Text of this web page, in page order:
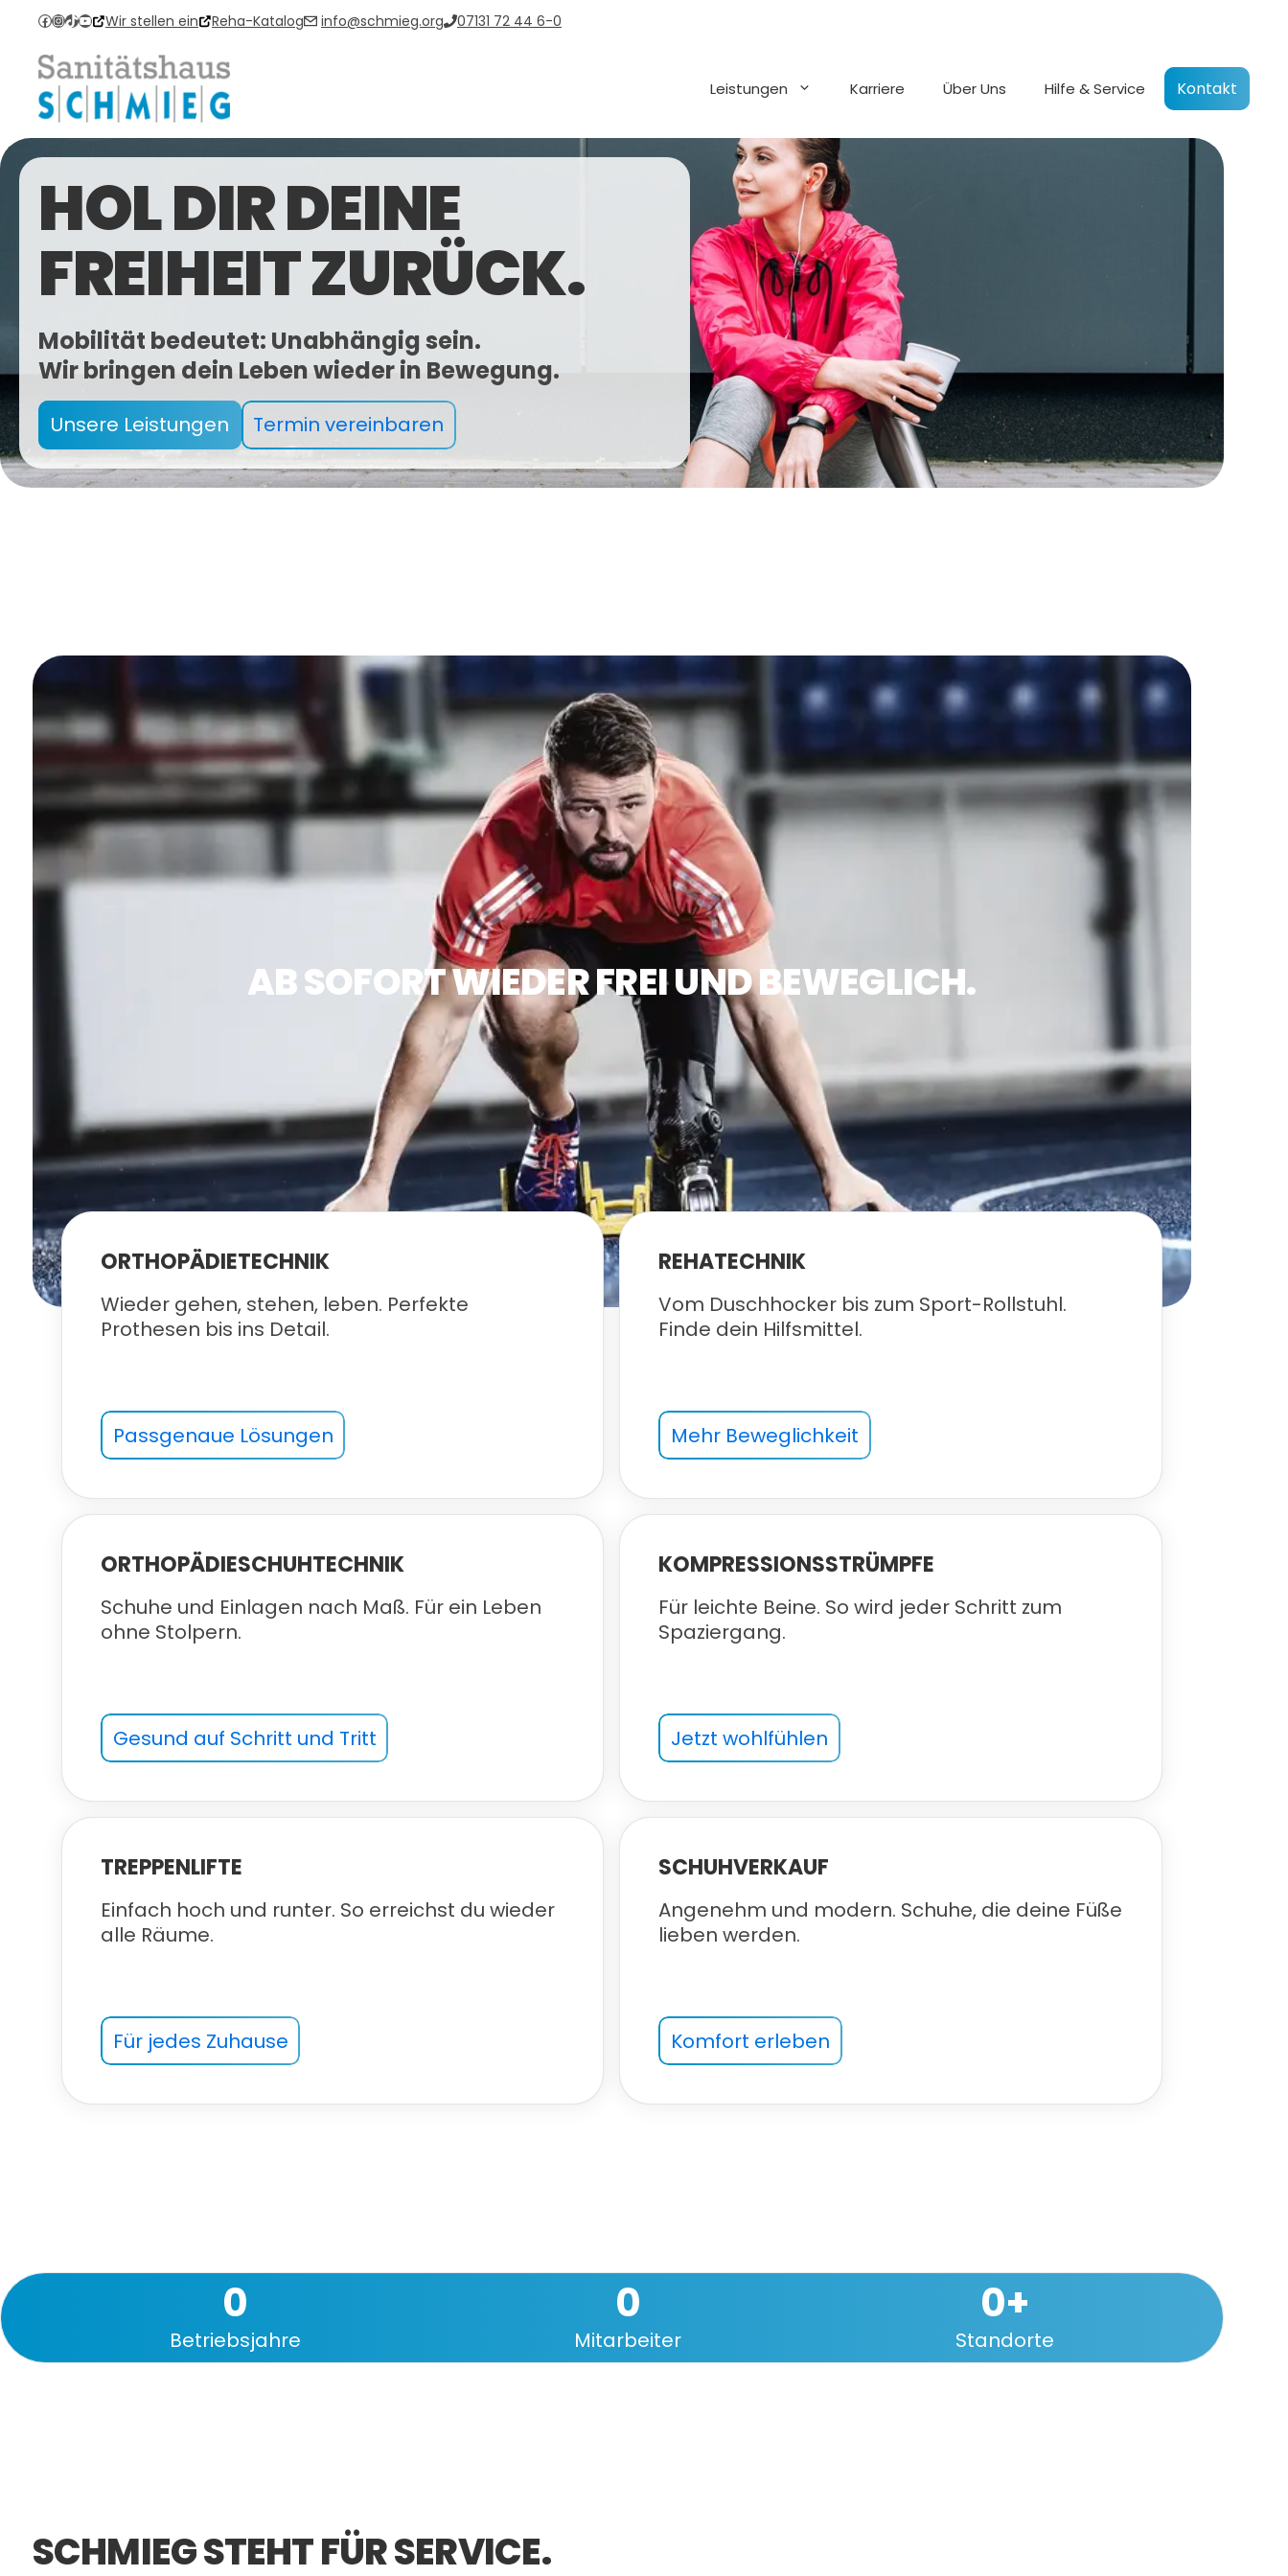
InhaltFacebook
Instagram
TikTok
YouTubeWir stellen ein Reha-Katalog info@schmieg.org 07131 72 44 6-0
Leistungen Karriere Über Uns Hilfe & Service Kontakt
HOL DIR DEINE
FREIHEIT ZURÜCK.
Mobilität bedeutet: Unabhängig sein.
Wir bringen dein Leben wieder in Bewegung.
Unsere Leistungen Termin vereinbaren
AB SOFORT WIEDER FREI UND BEWEGLICH.
ORTHOPÄDIETECHNIK
Wieder gehen, stehen, leben. Perfekte
Prothesen bis ins Detail.
Passgenaue Lösungen
REHATECHNIK
Vom Duschhocker bis zum Sport-Rollstuhl.
Finde dein Hilfsmittel.
Mehr Beweglichkeit
ORTHOPÄDIESCHUHTECHNIK
Schuhe und Einlagen nach Maß. Für ein Leben
ohne Stolpern.
Gesund auf Schritt und Tritt
KOMPRESSIONSSTRÜMPFE
Für leichte Beine. So wird jeder Schritt zum
Spaziergang.
Jetzt wohlfühlen
TREPPENLIFTE
Einfach hoch und runter. So erreichst du wieder
alle Räume.
Für jedes Zuhause
SCHUHVERKAUF
Angenehm und modern. Schuhe, die deine Füße
lieben werden.
Komfort erleben
0
Betriebsjahre
0
Mitarbeiter
0+
Standorte
SCHMIEG STEHT FÜR SERVICE.